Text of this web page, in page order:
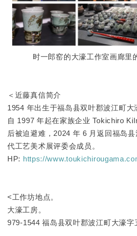
时一郎窑的大濠工作室画廊里
＜近藤真信简介
1954 年出生于福岛县双叶郡波江町大
自 1997 年起在家族企业 Tokichiro
后被迫避难，2024 年 6 月返回福岛
代工艺美术展评委会成员。
HP: https://
<工作坊地点。
大濠工房。
979-1544 福岛县双叶郡波江町大濠字